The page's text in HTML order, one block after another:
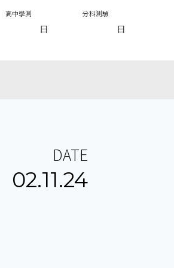
高中學測
日
分科測驗
日
DATE
02.11.24